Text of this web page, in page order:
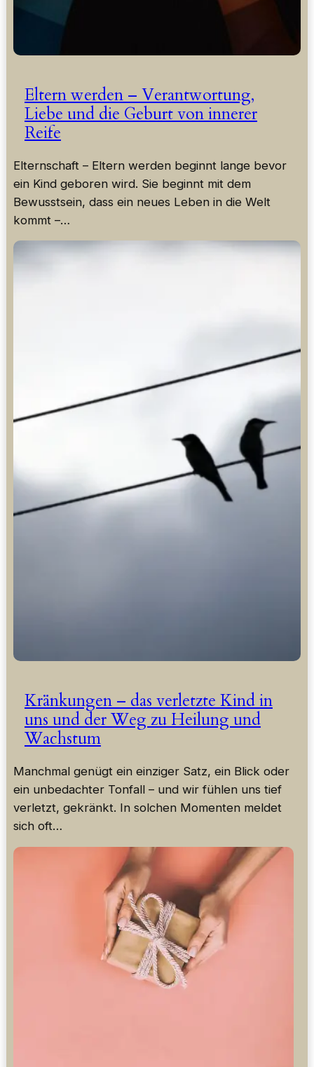
Eltern werden – Verantwortung,
Liebe und die Geburt von innerer
Reife
Elternschaft – Eltern werden beginnt lange bevor
ein Kind geboren wird. Sie beginnt mit dem
Bewusstsein, dass ein neues Leben in die Welt
kommt –…
Kränkungen – das verletzte Kind in
uns und der Weg zu Heilung und
Wachstum
Manchmal genügt ein einziger Satz, ein Blick oder
ein unbedachter Tonfall – und wir fühlen uns tief
verletzt, gekränkt. In solchen Momenten meldet
sich oft…